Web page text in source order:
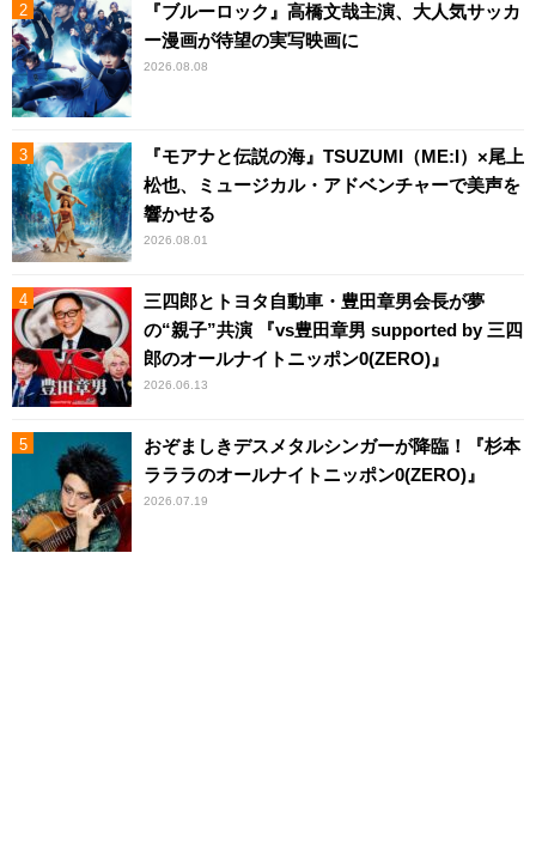
『ブルーロック』高橋文哉主演、大人気サッカ
ー漫画が待望の実写映画に
2026.08.08
『モアナと伝説の海』TSUZUMI（ME:I）×尾上
松也、ミュージカル・アドベンチャーで美声を
響かせる
2026.08.01
三四郎とトヨタ自動車・豊田章男会長が夢
の“親子”共演 『vs豊田章男 supported by 三四
郎のオールナイトニッポン0(ZERO)』
2026.06.13
おぞましきデスメタルシンガーが降臨！『杉本
ラララのオールナイトニッポン0(ZERO)』
2026.07.19